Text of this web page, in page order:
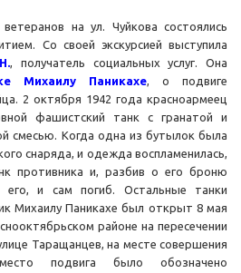
на ул. Чуйкова состоялись
Со своей экскурсией выступила
, получатель социальных услуг. Она
Михаилу Паникахе, о подвиге
2 октября 1942 года красноармеец
фашистский танк с гранатой и
смесью. Когда одна из бутылок была
снаряда, и одежда воспламенилась,
противника и, разбив о его броню
его, и сам погиб. Остальные танки
Михаилу Паникахе был открыт 8 мая
районе на пересечении
Таращанцев, на месте совершения
подвига было обозначено